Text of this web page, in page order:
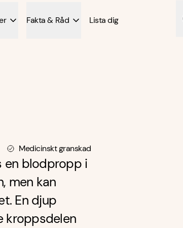
Fakta & Råd Lista dig
Medicinskt granskad
en blodpropp i
men kan
En djup
kroppsdelen